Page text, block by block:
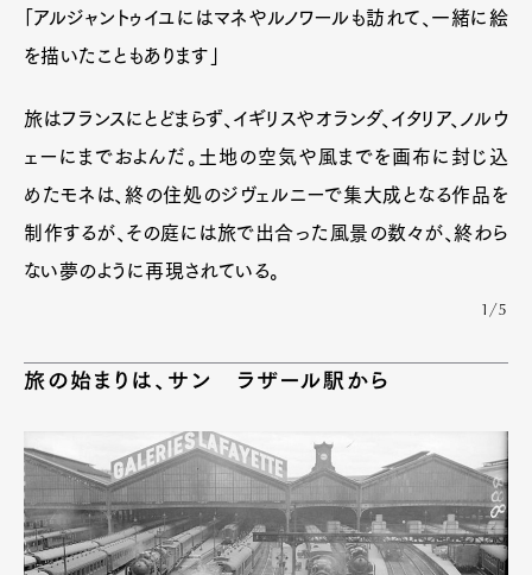
「アルジャントゥイユにはマネやルノワールも訪れて、一緒に絵
を描いたこともあります」
旅はフランスにとどまらず、イギリスやオランダ、イタリア、ノルウ
ェーにまでおよんだ。土地の空気や風までを画布に封じ込
めたモネは、終の住処のジヴェルニーで集大成となる作品を
制作するが、その庭には旅で出合った風景の数々が、終わら
ない夢のように再現されている。
1/5
旅の始まりは、サン゠ラザール駅から